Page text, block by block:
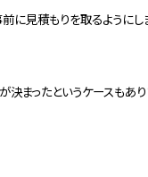
に見積もりを取るようにしま
まったというケースもあり